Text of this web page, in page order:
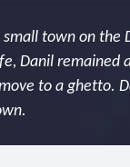
town on
Danil remained
to a ghetto.